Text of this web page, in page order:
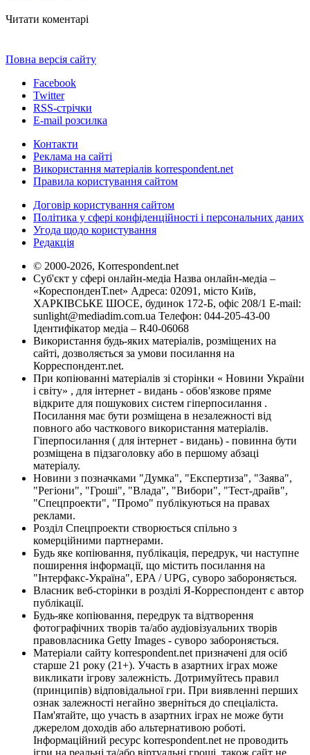
Читати коментарі
Повна версія сайту
Facebook
Twitter
RSS-стрічки
E-mail розсилка
Контакти
Реклама на сайті
Використання матеріалів korrespondent.net
Правила користування сайтом
Договір користування сайтом
Політика у сфері конфіденційності і персональних даних
Угода щодо користування
Редакція
© 2000-2026, Korrespondent.net
Суб'єкт у сфері онлайн-медіа Назва онлайн-медіа –
«КореспонденТ.net» Адреса: 02091, місто Київ,
ХАРКІВСЬКЕ ШОСЕ, будинок 172-Б, офіс 208/1 E-mail:
sunlight@mediadim.com.ua Телефон: 044-205-43-00
Ідентифікатор медіа – R40-06068
Використання будь-яких матеріалів, розміщених на
сайті, дозволяється за умови посилання на
Корреспондент.net.
При копіюванні матеріалів зі сторінки « Новини України
і світу» , для інтернет - видань - обов'язкове пряме
відкрите для пошукових систем гіперпосилання .
Посилання має бути розміщена в незалежності від
повного або часткового використання матеріалів.
Гіперпосилання ( для інтернет - видань) - повинна бути
розміщена в підзаголовку або в першому абзаці
матеріалу.
Новини з позначками "Думка", "Експертиза", "Заява",
"Регіони", "Гроші", "Влада", "Вибори", "Тест-драйв",
"Спецпроекти", "Промо" публікуються на правах
реклами.
Розділ Спецпроекти створюється спільно з
комерційними партнерами.
Будь яке копіювання, публікація, передрук, чи наступне
поширення інформації, що містить посилання на
"Інтерфакс-Україна", EPA / UPG, суворо забороняється.
Власник веб-сторінки в розділі Я-Корреспондент є автор
публікації.
Будь-яке копіювання, передрук та відтворення
фотографічних творів та/або аудіовізуальних творів
правовласника Getty Images - суворо забороняється.
Матеріали сайту korrespondent.net призначені для осіб
старше 21 року (21+). Участь в азартних іграх може
викликати ігрову залежність. Дотримуйтесь правил
(принципів) відповідальної гри. При виявленні перших
ознак залежності негайно зверніться до спеціаліста.
Пам'ятайте, що участь в азартних іграх не може бути
джерелом доходів або альтернативою роботі.
Інформаційний ресурс korrespondent.net не проводить
ігри на реальні та/або віртуальні гроші, також сайт не